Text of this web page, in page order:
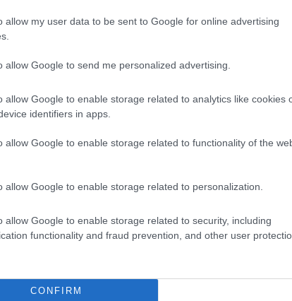
allow my user data to be sent to Google for online advertising
allow Google to send me personalized advertising.
allow Google to enable storage related to analytics like cookies
identifiers in apps.
allow Google to enable storage related to functionality of the
allow Google to enable storage related to personalization.
allow Google to enable storage related to security, including
functionality and fraud prevention, and other user
CONFIRM
ban a nyilvános
több mint 591 milliárd
13:56
szerint a nyilvános felhőszolgáltatásokra fordított
intelligencia szárnyal
a leggyorsabb ütemben a mesterséges intelligencia
szerint. A szoftveres és hardveres
mint más technológiáké.